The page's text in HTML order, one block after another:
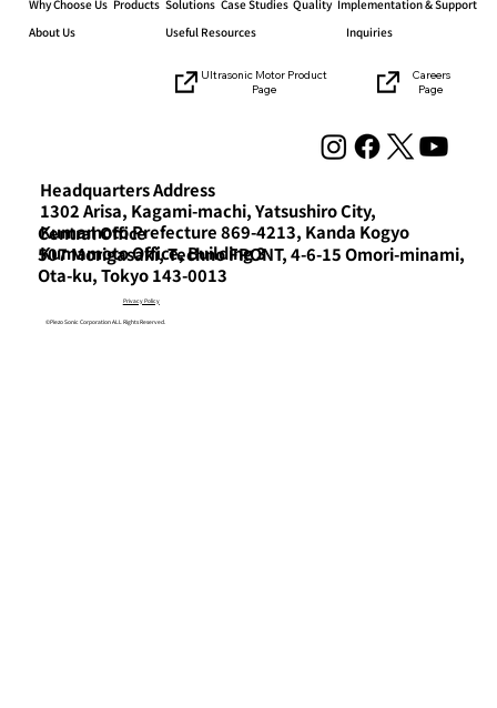
Headquarters Address
1302 Arisa, Kagami-machi, Yatsushiro City,
Kumamoto Prefecture 869-4213, Kanda Kogyo
Kumamoto Office, Building 3
Central Office
507 Morigasaki, Techno FRONT, 4-6-15 Omori-minami,
Ota-ku, Tokyo 143-0013
Why Choose Us Products Solutions Case Studies Quality Implementation & Support
About Us
Useful Resources Inquiries
Ultrasonic Motor Product
Page
Careers
Page
Privacy Policy
©Piezo Sonic Corporation ALL Rights Reserved.